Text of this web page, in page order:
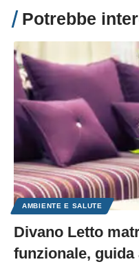
Potrebbe
AMBIENTE E SALUTE
Divano Letto
funzionale, guida